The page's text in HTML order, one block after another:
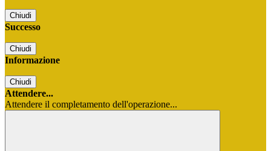
Chiudi
Successo
Chiudi
Informazione
Chiudi
Attendere...
Attendere il completamento dell'operazione...